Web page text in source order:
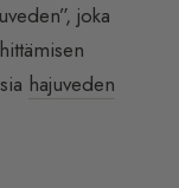
joka
hajuveden